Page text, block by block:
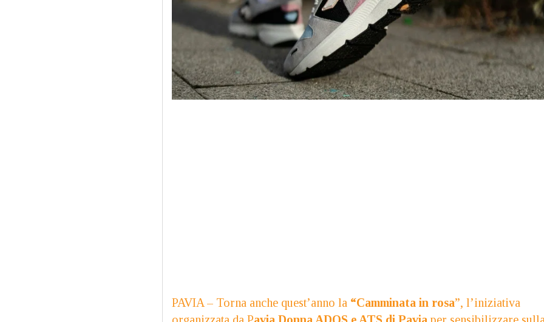
PAVIA – Torna anche quest’anno la “Camminata in rosa”, l’iniziativa